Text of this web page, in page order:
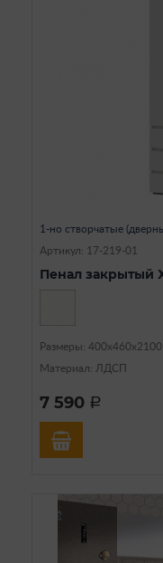
1-но створчатые
Артикул: 17-219-01
Пенал закрытый
Размеры: 400х460х2100
Материал: ЛДСП
7 590 a